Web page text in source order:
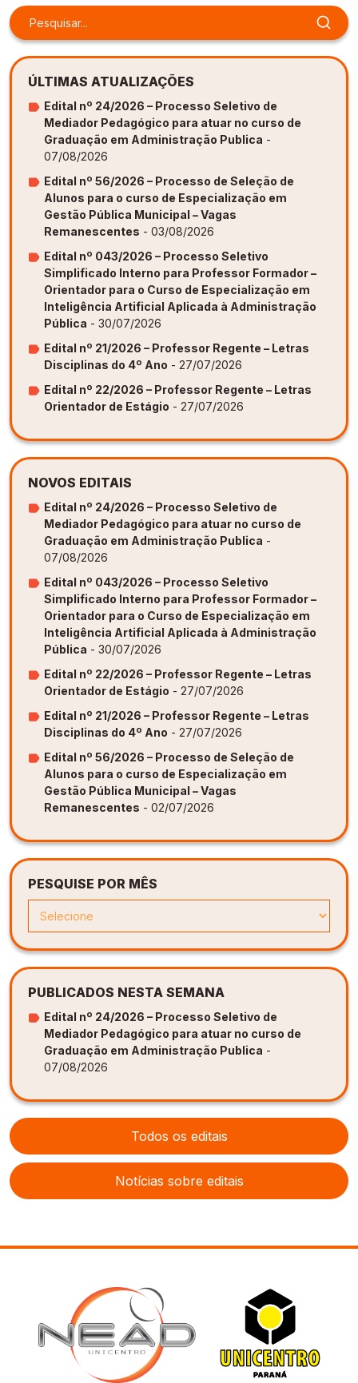
ÚLTIMAS ATUALIZAÇÕES
Edital nº 24/2026 – Processo Seletivo de
Mediador Pedagógico para atuar no curso de
Graduação em Administração Publica -
07/08/2026
Edital nº 56/2026 – Processo de Seleção de
Alunos para o curso de Especialização em
Gestão Pública Municipal – Vagas
Remanescentes - 03/08/2026
Edital nº 043/2026 – Processo Seletivo
Simplificado Interno para Professor Formador –
Orientador para o Curso de Especialização em
Inteligência Artificial Aplicada à Administração
Pública - 30/07/2026
Edital nº 21/2026 – Professor Regente – Letras
Disciplinas do 4º Ano - 27/07/2026
Edital nº 22/2026 – Professor Regente – Letras
Orientador de Estágio - 27/07/2026
NOVOS EDITAIS
Edital nº 24/2026 – Processo Seletivo de
Mediador Pedagógico para atuar no curso de
Graduação em Administração Publica -
07/08/2026
Edital nº 043/2026 – Processo Seletivo
Simplificado Interno para Professor Formador –
Orientador para o Curso de Especialização em
Inteligência Artificial Aplicada à Administração
Pública - 30/07/2026
Edital nº 22/2026 – Professor Regente – Letras
Orientador de Estágio - 27/07/2026
Edital nº 21/2026 – Professor Regente – Letras
Disciplinas do 4º Ano - 27/07/2026
Edital nº 56/2026 – Processo de Seleção de
Alunos para o curso de Especialização em
Gestão Pública Municipal – Vagas
Remanescentes - 02/07/2026
PESQUISE POR MÊS
PUBLICADOS NESTA SEMANA
Edital nº 24/2026 – Processo Seletivo de
Mediador Pedagógico para atuar no curso de
Graduação em Administração Publica -
07/08/2026
Todos os editais
Notícias sobre editais